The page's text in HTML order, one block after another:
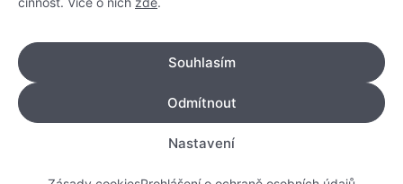
Souhlasím
Odmítnout
Nastavení
IČO: 178 47 389
Flemingovo náměstí 542/2,
Dejvice, 160 00 Praha 6
info@zeptejsevedce.cz